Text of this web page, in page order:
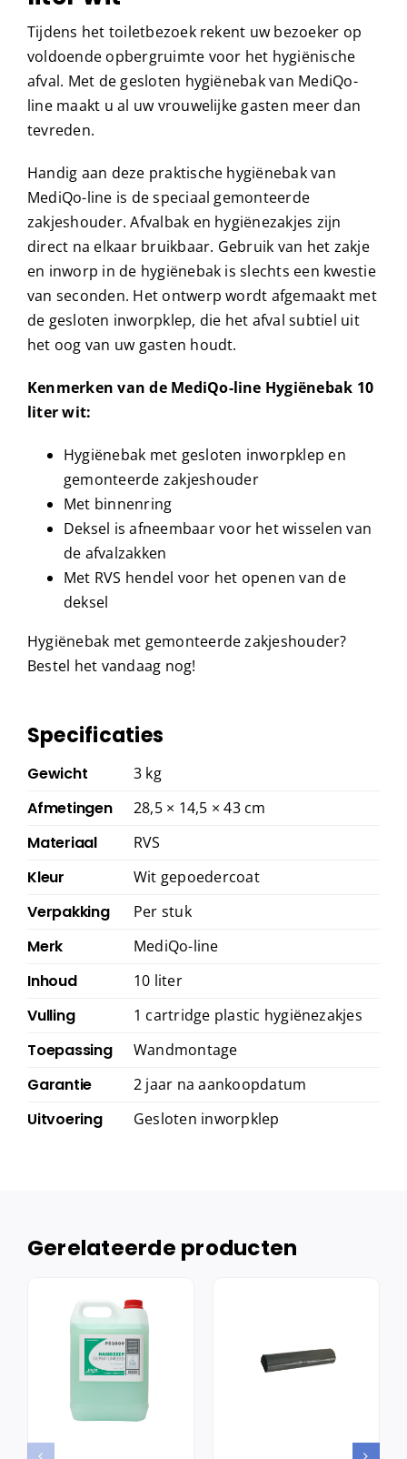
Tijdens het toiletbezoek rekent uw bezoeker op
voldoende opbergruimte voor het hygiënische
afval. Met de gesloten hygiënebak van MediQo-
line maakt u al uw vrouwelijke gasten meer dan
tevreden.
Handig aan deze praktische hygiënebak van
MediQo-line is de speciaal gemonteerde
zakjeshouder. Afvalbak en hygiënezakjes zijn
direct na elkaar bruikbaar. Gebruik van het zakje
en inworp in de hygiënebak is slechts een kwestie
van seconden. Het ontwerp wordt afgemaakt met
de gesloten inworpklep, die het afval subtiel uit
het oog van uw gasten houdt.
Kenmerken van de MediQo-line Hygiënebak 10
liter wit:
Hygiënebak met gesloten inworpklep en
gemonteerde zakjeshouder
Met binnenring
Deksel is afneembaar voor het wisselen van
de afvalzakken
Met RVS hendel voor het openen van de
deksel
Hygiënebak met gemonteerde zakjeshouder?
Bestel het vandaag nog!
Specificaties
Gewicht 3 kg
Afmetingen 28,5 × 14,5 × 43 cm
Materiaal RVS
Kleur Wit gepoedercoat
Verpakking Per stuk
Merk MediQo-line
Inhoud 10 liter
Vulling 1 cartridge plastic hygiënezakjes
Toepassing Wandmontage
Garantie 2 jaar na aankoopdatum
Uitvoering Gesloten inworpklep
Gerelateerde producten